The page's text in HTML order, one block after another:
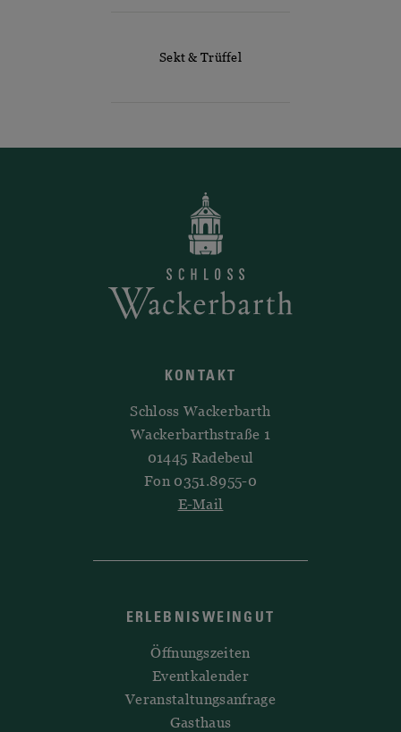
Sekt & Trüffel
KONTAKT
Schloss Wackerbarth
Wackerbarthstraße 1
01445 Radebeul
Fon 0351.8955-0
E-Mail
ERLEBNISWEINGUT
Öffnungszeiten
Eventkalender
Veranstaltungsanfrage
Gasthaus